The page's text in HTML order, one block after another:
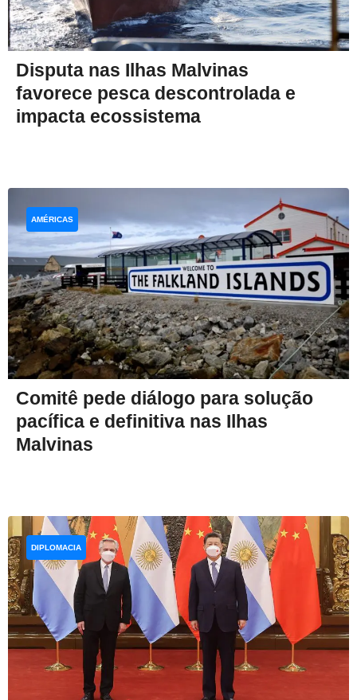
Disputa nas Ilhas Malvinas
favorece pesca descontrolada e
impacta ecossistema
Comitê pede diálogo para solução
pacífica e definitiva nas Ilhas
Malvinas
AMÉRICAS
DIPLOMACIA